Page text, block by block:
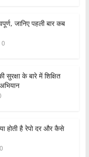
जानिए पहली बार कब
0
सुरक्षा के बारे में शिक्षित
होती है रेपो दर और कैसे
0